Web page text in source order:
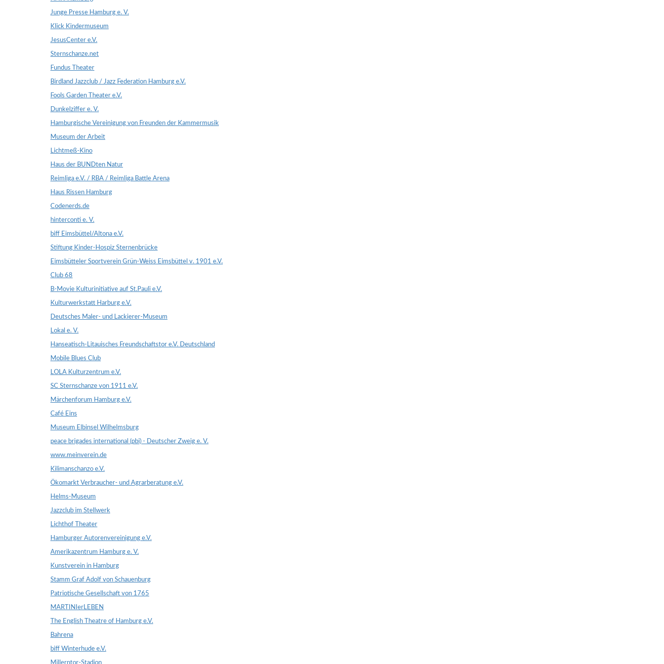
Junge Presse Hamburg e. V.
Klick Kindermuseum
JesusCenter e.V.
Sternschanze.net
Fundus Theater
Birdland Jazzclub / Jazz Federation Hamburg e.V.
Fools Garden Theater e.V.
Dunkelziffer e. V.
Hamburgische Vereinigung von Freunden der Kammermusik
Museum der Arbeit
Lichtmeß-Kino
Haus der BUNDten Natur
Reimliga e.V. / RBA / Reimliga Battle Arena
Haus Rissen Hamburg
Codenerds.de
hinterconti e. V.
biff Eimsbüttel/Altona e.V.
Stiftung Kinder-Hospiz Sternenbrücke
Eimsbütteler Sportverein Grün-Weiss Eimsbüttel v. 1901 e.V.
Club 68
B-Movie Kulturinitiative auf St.Pauli e.V.
Kulturwerkstatt Harburg e.V.
Deutsches Maler- und Lackierer-Museum
Lokal e. V.
Hanseatisch-Litauisches Freundschaftstor e.V. Deutschland
Mobile Blues Club
LOLA Kulturzentrum e.V.
SC Sternschanze von 1911 e.V.
Märchenforum Hamburg e.V.
Café Eins
Museum Elbinsel Wilhelmsburg
peace brigades international (pbi) - Deutscher Zweig e. V.
www.meinverein.de
Kilimanschanzo e.V.
Ökomarkt Verbraucher- und Agrarberatung e.V.
Helms-Museum
Jazzclub im Stellwerk
Lichthof Theater
Hamburger Autorenvereinigung e.V.
Amerikazentrum Hamburg e. V.
Kunstverein in Hamburg
Stamm Graf Adolf von Schauenburg
Patriotische Gesellschaft von 1765
MARTINIerLEBEN
The English Theatre of Hamburg e.V.
Bahrena
biff Winterhude e.V.